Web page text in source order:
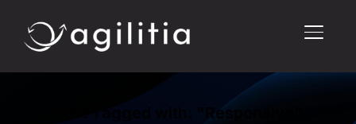
Post Tagged with: "Responsive"